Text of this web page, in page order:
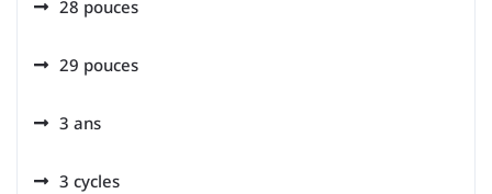
28 pouces
29 pouces
3 ans
3 cycles